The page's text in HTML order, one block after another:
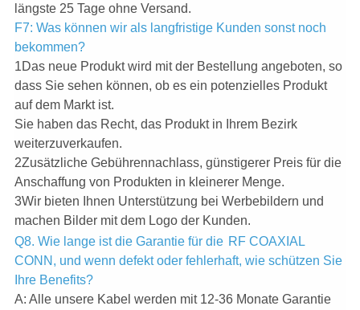
längste 25 Tage ohne Versand.
F7: Was können wir als langfristige Kunden sonst noch
bekommen?
1Das neue Produkt wird mit der Bestellung angeboten, so
dass Sie sehen können, ob es ein potenzielles Produkt
auf dem Markt ist.
Sie haben das Recht, das Produkt in Ihrem Bezirk
weiterzuverkaufen.
2Zusätzliche Gebührennachlass, günstigerer Preis für die
Anschaffung von Produkten in kleinerer Menge.
3Wir bieten Ihnen Unterstützung bei Werbebildern und
machen Bilder mit dem Logo der Kunden.
Q8. Wie lange ist die Garantie für die RF COAXIAL
CONN, und wenn defekt oder fehlerhaft, wie schützen Sie
Ihre Benefits?
A: Alle unsere Kabel werden mit 12-36 Monate Garantie